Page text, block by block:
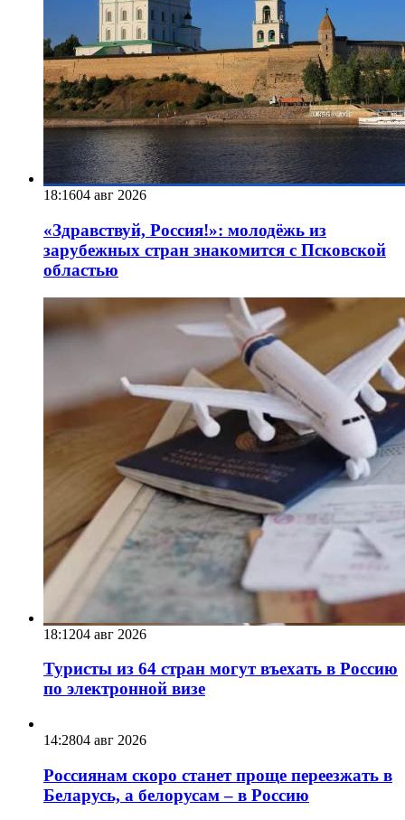
18:1604 авг 2026
«Здравствуй, Россия!»: молодёжь из
зарубежных стран знакомится с Псковской
областью
18:1204 авг 2026
Туристы из 64 стран могут въехать в Россию
по электронной визе
14:2804 авг 2026
Россиянам скоро станет проще переезжать в
Беларусь, а белорусам – в Россию